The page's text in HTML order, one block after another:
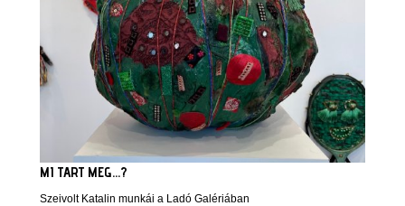
MI TART MEG...?
Szeivolt Katalin munkái a Ladó Galériában